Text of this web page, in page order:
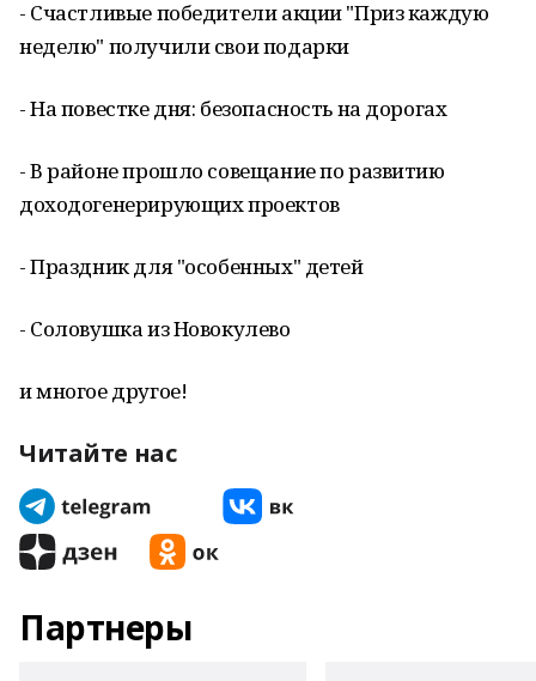
- Счастливые победители акции "Приз каждую
неделю" получили свои подарки
- На повестке дня: безопасность на дорогах
- В районе прошло совещание по развитию
доходогенерирующих проектов
- Праздник для "особенных" детей
- Соловушка из Новокулево
и многое другое!
Читайте нас
Партнеры